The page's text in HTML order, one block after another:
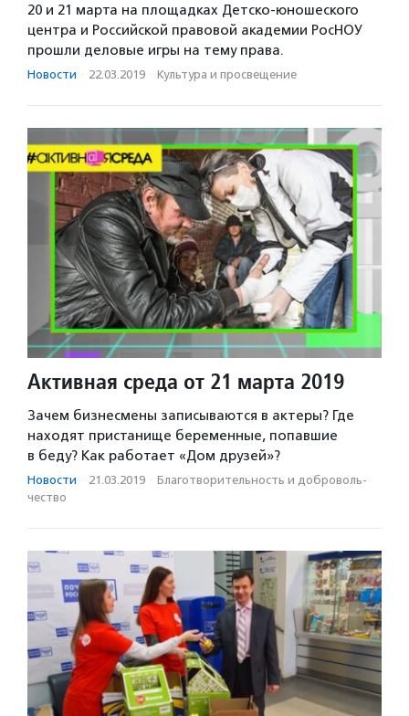
20 и 21 марта на площадках Детско-юношеского
центра и Российской правовой академии РосНОУ
прошли деловые игры на тему права.
Новости · 22.03.2019 · Культура и просвещение
Активная среда от 21 марта 2019
Зачем бизнесмены записываются в актеры? Где
находят пристанище беременные, попавшие
в беду? Как работает «Дом друзей»?
Новости · 21.03.2019 · Благотвори­тель­ность и доброволь­
чест­во